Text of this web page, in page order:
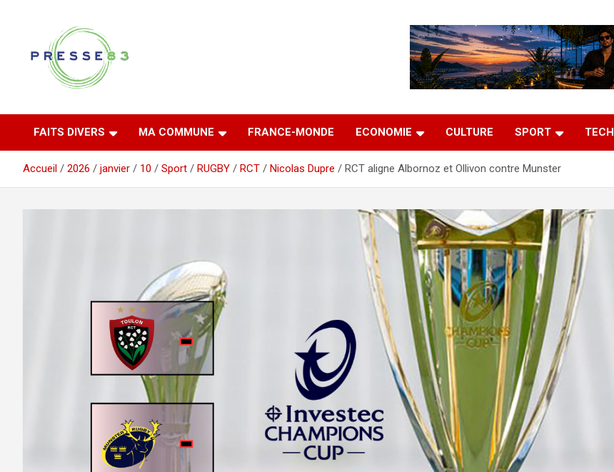
Presse 83
FAITS DIVERS MA COMMUNE FRANCE-MONDE ECONOMIE CULTURE SPORT TECH
Accueil 2026 janvier 10 Sport RUGBY RCT Nicolas Dupre RCT aligne Albornoz et Ollivon contre Munster